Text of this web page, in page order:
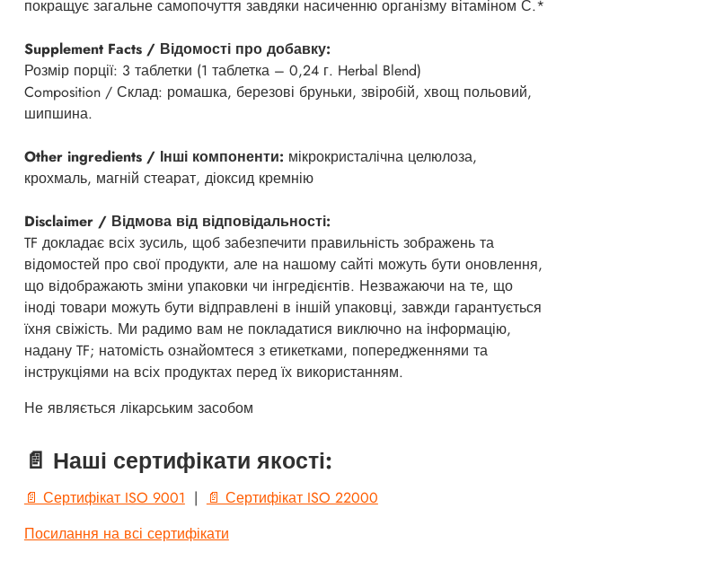
покращує загальне самопочуття завдяки насиченню організму вітаміном С.*
Supplement Facts / Відомості про добавку:
Розмір порції: 3 таблетки (1 таблетка – 0,24 г. Herbal Blend)
Composition / Склад: ромашка, березові бруньки, звіробій, хвощ польовий,
шипшина.
Other ingredients / Інші компоненти: мікрокристалічна целюлоза,
крохмаль, магній стеарат, діоксид кремнію
Disclaimer / Відмова від відповідальності:
TF докладає всіх зусиль, щоб забезпечити правильність зображень та
відомостей про свої продукти, але на нашому сайті можуть бути оновлення,
що відображають зміни упаковки чи інгредієнтів. Незважаючи на те, що
іноді товари можуть бути відправлені в іншій упаковці, завжди гарантується
їхня свіжість. Ми радимо вам не покладатися виключно на інформацію,
надану TF; натомість ознайомтеся з етикетками, попередженнями та
інструкціями на всіх продуктах перед їх використанням.
Не являється лікарським засобом
📄 Наші сертифікати якості:
📄 Сертифікат ISO 9001 |
📄 Сертифікат ISO 22000
Посилання на всі сертифікати